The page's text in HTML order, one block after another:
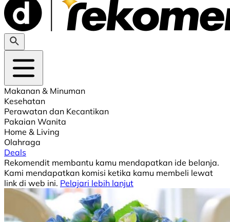
Makanan & Minuman
Kesehatan
Perawatan dan Kecantikan
Pakaian Wanita
Home & Living
Olahraga
Deals
Rekomendit membantu kamu mendapatkan ide belanja.
Kami mendapatkan komisi ketika kamu membeli lewat
link di web ini. Pelajari lebih lanjut